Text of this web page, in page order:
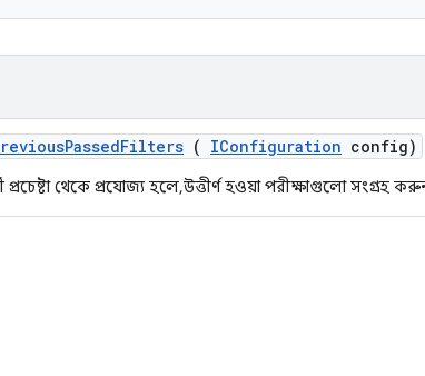
PassedFilters ( IConfiguration config)
প্রচেষ্টা থেকে প্রযোজ্য হলে, উত্তীর্ণ হওয়া পরীক্ষাগুলো সংগ্রহ